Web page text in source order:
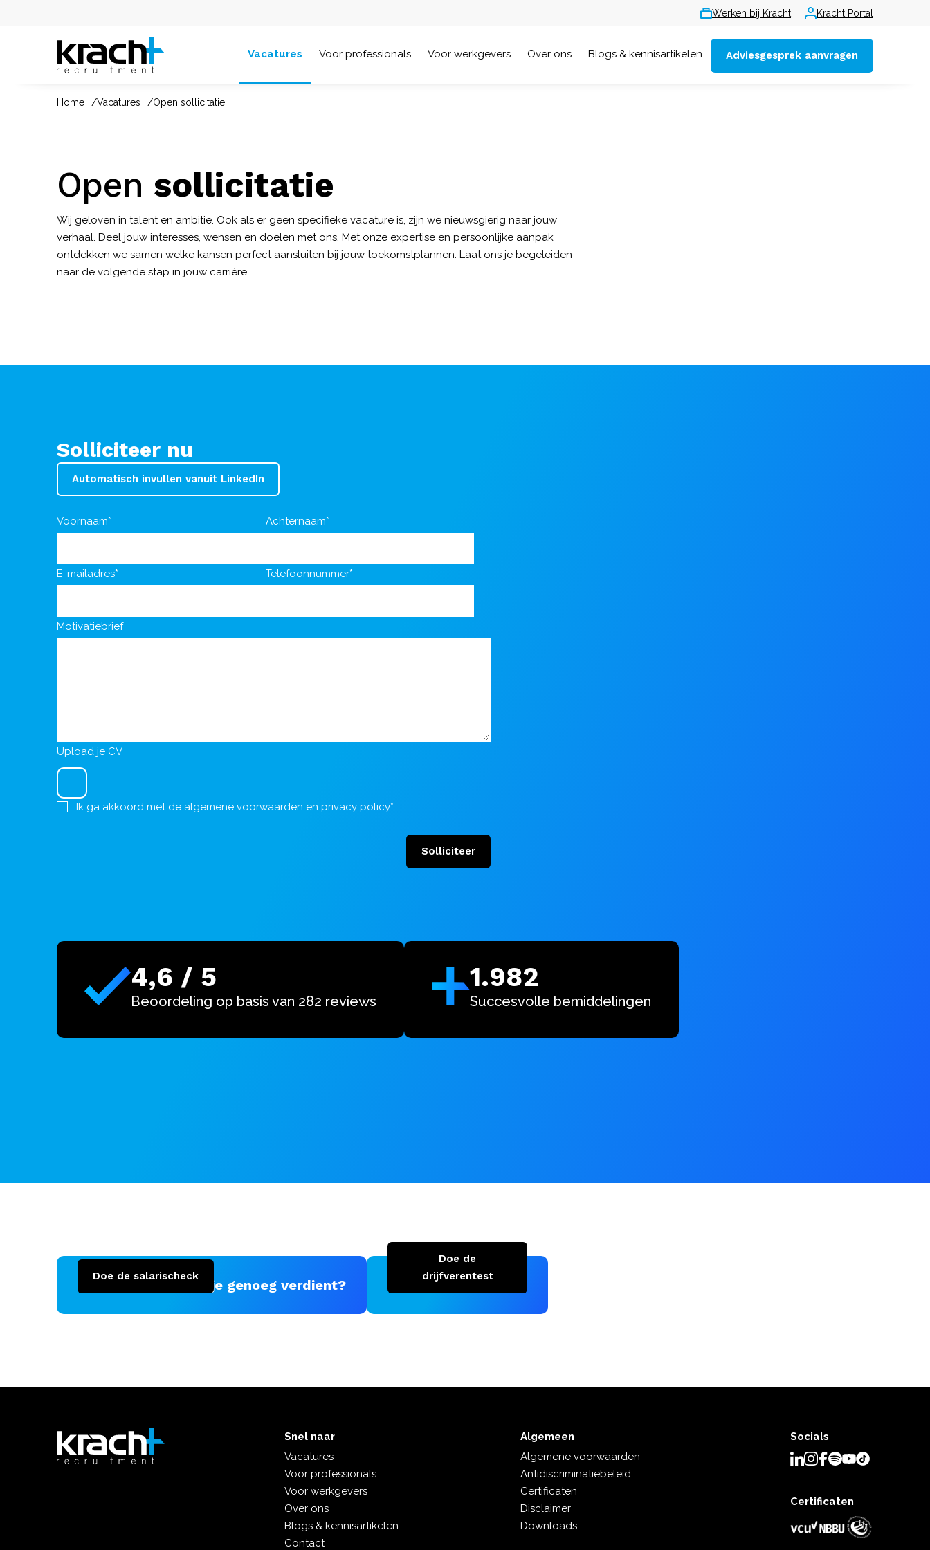
Werken bij Kracht Kracht Portal
Vacatures Voor professionals Voor werkgevers Over ons Blogs & kennisartikelen Adviesgesprek aanvragen
Home Vacatures Open sollicitatie
Open sollicitatie
Wij geloven in talent en ambitie. Ook als er geen specifieke vacature is, zijn we nieuwsgierig naar jouw
verhaal. Deel jouw interesses, wensen en doelen met ons. Met onze expertise en persoonlijke aanpak
ontdekken we samen welke kansen perfect aansluiten bij jouw toekomstplannen. Laat ons je begeleiden
naar de volgende stap in jouw carrière.
Solliciteer nu
Automatisch invullen vanuit LinkedIn
Voornaam* Achternaam*
E-mailadres* Telefoonnummer*
Motivatiebrief
Upload je CV
Ik ga akkoord met de algemene voorwaarden en privacy policy*
Solliciteer
4,6 / 5
Beoordeling op basis van 282 reviews
1.982
Succesvolle bemiddelingen
Ben jij benieuwd of je genoeg verdient?
Doe de salarischeck
Gratis drijfverentest
Doe de
drijfverentest
Snel naar
Vacatures
Voor professionals
Voor werkgevers
Over ons
Blogs & kennisartikelen
Contact
Algemeen
Algemene voorwaarden
Antidiscriminatiebeleid
Certificaten
Disclaimer
Downloads
Socials
Certificaten